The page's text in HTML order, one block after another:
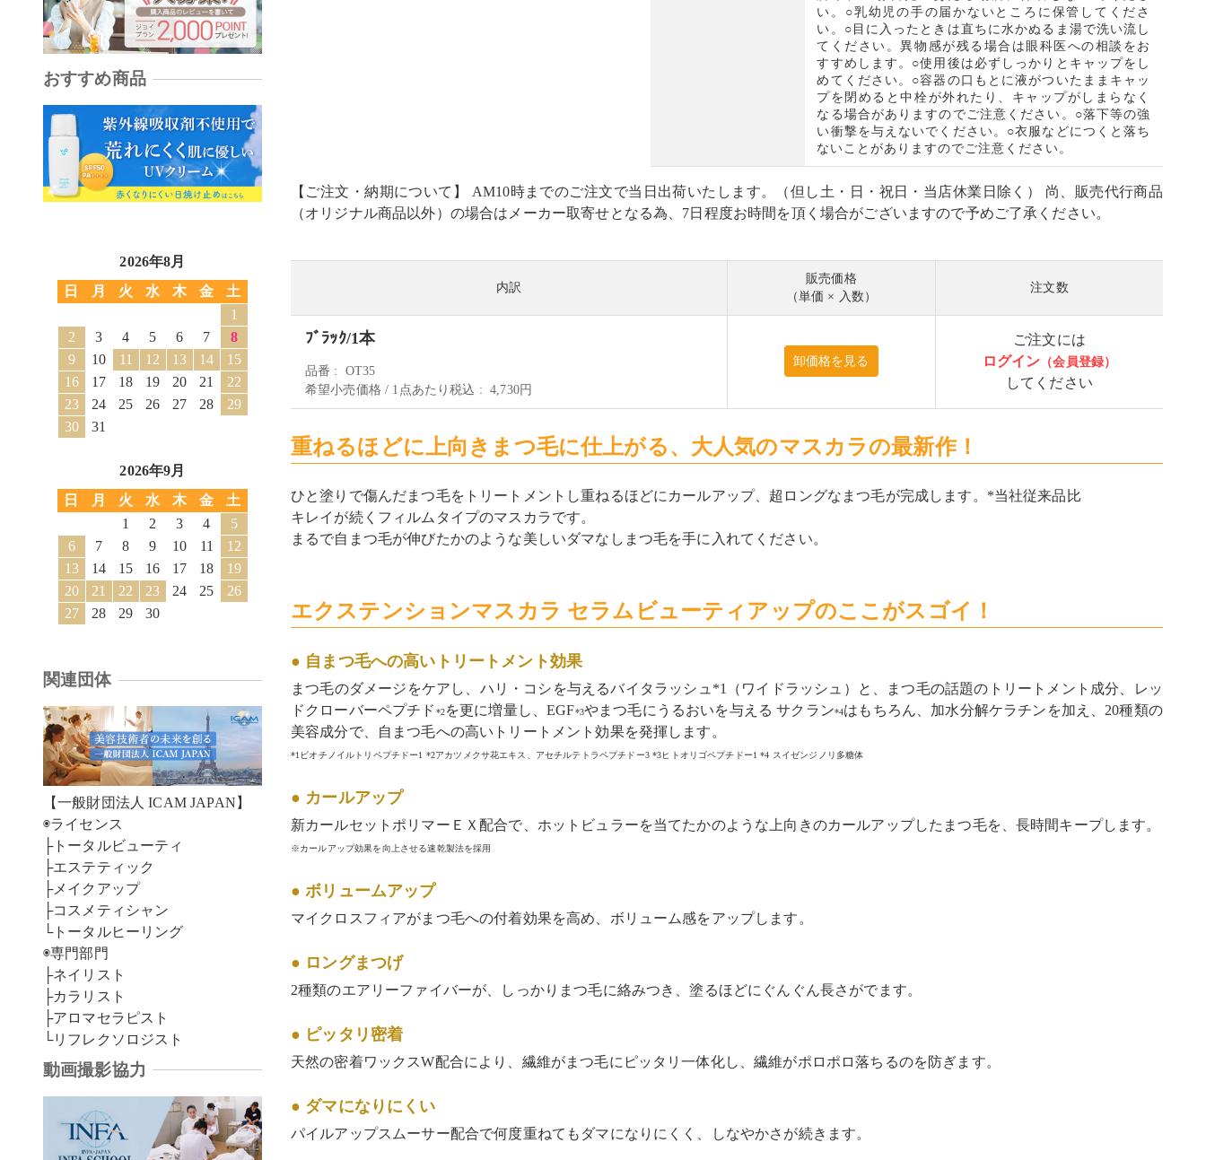
い。○乳幼児の手の届かないところに保管してくださ
い。○目に入ったときは直ちに水かぬるま湯で洗い流し
てください。異物感が残る場合は眼科医への相談をお
すすめします。○使用後は必ずしっかりとキャップをし
めてください。○容器の口もとに液がついたままキャッ
プを閉めると中栓が外れたり、キャップがしまらなく
なる場合がありますのでご注意ください。○落下等の強
い衝撃を与えないでください。○衣服などにつくと落ち
ないことがありますのでご注意ください。
【ご注文・納期について】 AM10時までのご注文で当日出荷いたします。（但し土・日・祝日・当店休業日除く） 尚、販売代行商品
（オリジナル商品以外）の場合はメーカー取寄せとなる為、7日程度お時間を頂く場合がございますので予めご了承ください。
内訳
販売価格
（単価 × 入数）
注文数
ﾌﾞﾗｯｸ/1本
品番
OT35
希望小売価格 / 1点あたり税込
4,730円
ご注文には
ログイン
してください
重ねるほどに上向きまつ毛に仕上がる、大人気のマスカラの最新作！
ひと塗りで傷んだまつ毛をトリートメントし重ねるほどにカールアップ、超ロングなまつ毛が完成します。 *当社従来品比
キレイが続くフィルムタイプのマスカラです。
まるで自まつ毛が伸びたかのような美しいダマなしまつ毛を手に入れてください。
エクステンションマスカラ セラムビューティアップのここがスゴイ！
● 自まつ毛への高いトリートメント効果
まつ毛のダメージをケアし、ハリ・コシを与えるバイタラッシュ*1（ワイドラッシュ）と、まつ毛の話題のトリートメント成分、レッ
ドクローバーペプチド *2を更に増量し、EGF*3やまつ毛にうるおいを与える サクラン*4はもちろん、加水分解ケラチンを加え、20種類の
美容成分で、自まつ毛への高いトリートメント効果を発揮します。
*1ビオチノイルトリペプチドー1 *2アカツメクサ花エキス、アセチルテトラペプチドー3 *3ヒトオリゴペプチドー1 *4 スイゼンジノリ多糖体
● カールアップ
新カールセットポリマーＥＸ配合で、ホットビュラーを当てたかのような上向きのカールアップしたまつ毛を、長時間キープします。
※カールアップ効果を向上させる速乾製法を採用
● ボリュームアップ
マイクロスフィアがまつ毛への付着効果を高め、ボリューム感をアップします。
● ロングまつげ
2種類のエアリーファイバーが、しっかりまつ毛に絡みつき、塗るほどにぐんぐん長さがでます。
● ピッタリ密着
天然の密着ワックスW配合により、繊維がまつ毛にピッタリ一体化し、繊維がポロポロ落ちるのを防ぎます。
● ダマになりにくい
パイルアップスムーサー配合で何度重ねてもダマになりにくく、しなやかさが続きます。
おすすめ商品
2026年8月
日
月 火 水 木 金
土
1
2
3 4 5 6 7
8
9
10 11 12 13 14
15
16
17 18 19 20 21
22
23
24 25 26 27 28
29
30
31
2026年9月
日
月 火 水 木 金
土
1
2 3 4
5
6
7 8 9 10 11
12
13
14 15 16 17 18
19
20
21 22 23 24 25
26
27
28 29 30
関連団体
【一般財団法人 ICAM JAPAN】
◉ライセンス
├トータルビューティ
├エステティック
├メイクアップ
├コスメティシャン
└トータルヒーリング
◉専門部門
├ネイリスト
├カラリスト
├アロマセラピスト
└リフレクソロジスト
動画撮影協力